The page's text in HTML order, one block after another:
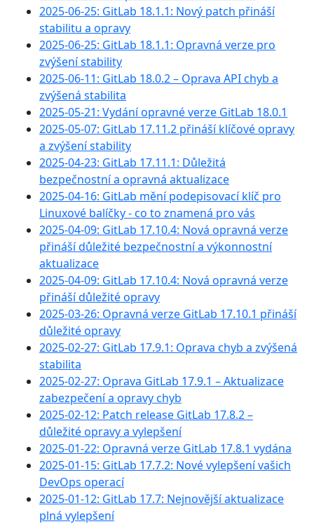
2025-06-25: GitLab 18.1.1: Nový patch přináší
stabilitu a opravy
2025-06-25: GitLab 18.1.1: Opravná verze pro
zvýšení stability
2025-06-11: GitLab 18.0.2 – Oprava API chyb a
zvýšená stabilita
2025-05-21: Vydání opravné verze GitLab 18.0.1
2025-05-07: GitLab 17.11.2 přináší klíčové opravy
a zvýšení stability
2025-04-23: GitLab 17.11.1: Důležitá
bezpečnostní a opravná aktualizace
2025-04-16: GitLab mění podepisovací klíč pro
Linuxové balíčky - co to znamená pro vás
2025-04-09: GitLab 17.10.4: Nová opravná verze
přináší důležité bezpečnostní a výkonnostní
aktualizace
2025-04-09: GitLab 17.10.4: Nová opravná verze
přináší důležité opravy
2025-03-26: Opravná verze GitLab 17.10.1 přináší
důležité opravy
2025-02-27: GitLab 17.9.1: Oprava chyb a zvýšená
stabilita
2025-02-27: Oprava GitLab 17.9.1 – Aktualizace
zabezpečení a opravy chyb
2025-02-12: Patch release GitLab 17.8.2 –
důležité opravy a vylepšení
2025-01-22: Opravná verze GitLab 17.8.1 vydána
2025-01-15: GitLab 17.7.2: Nové vylepšení vašich
DevOps operací
2025-01-12: GitLab 17.7: Nejnovější aktualizace
plná vylepšení